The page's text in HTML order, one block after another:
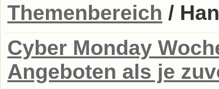
Themenbereich /
Cyber Monday
Angeboten als je